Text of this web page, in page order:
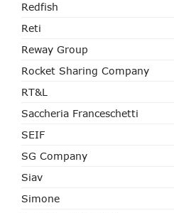
Redfish
Reti
Reway Group
Rocket Sharing Company
RT&L
Saccheria Franceschetti
SEIF
SG Company
Siav
Simone